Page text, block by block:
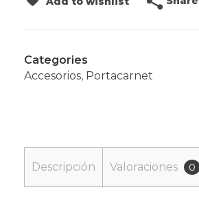
Categories
Accesorios, Portacarnet
Descripción Valoraciones 0